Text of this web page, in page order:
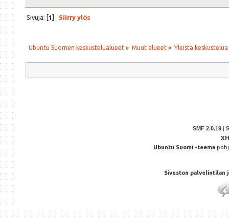
Sivuja: [1] Siirry ylös
Ubuntu Suomen keskustelualueet » Muut alueet» Yleistä keskustelua
SMF 2.0.19 |
Ubuntu Suomi -teema
Sivuston palvelintilan